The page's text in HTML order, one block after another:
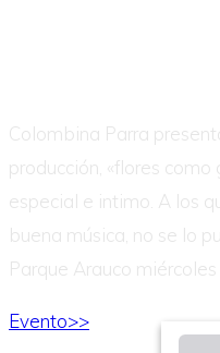
Colombina Parra
producción, «flores como
especial e intimo. A los
buena música, no se lo
Parque Arauco miércoles
Evento>>